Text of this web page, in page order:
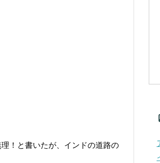
！と書いたが、インドの道路の